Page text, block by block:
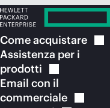
Comeacquistare
Assistenza per i
prodotti
Email con il
commerciale